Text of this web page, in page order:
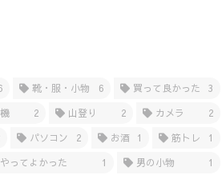
靴・服・小物 6 買って良かった
3
2 山登り 2 カメラ
2
パソコン 2 お酒 1 筋トレ
1
やってよかった 1 男の小物 1